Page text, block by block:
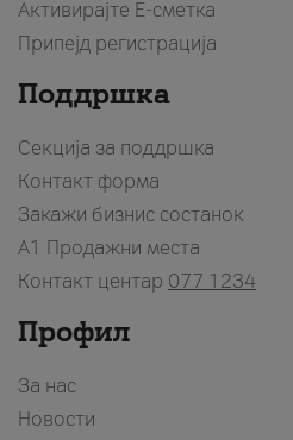
Активирајте Е-сметка
Припејд регистрација
Поддршка
Секција за поддршка
Контакт форма
Закажи бизнис состанок
A1 Продажни места
Контакт центар 077 1234
Профил
За нас
Новости